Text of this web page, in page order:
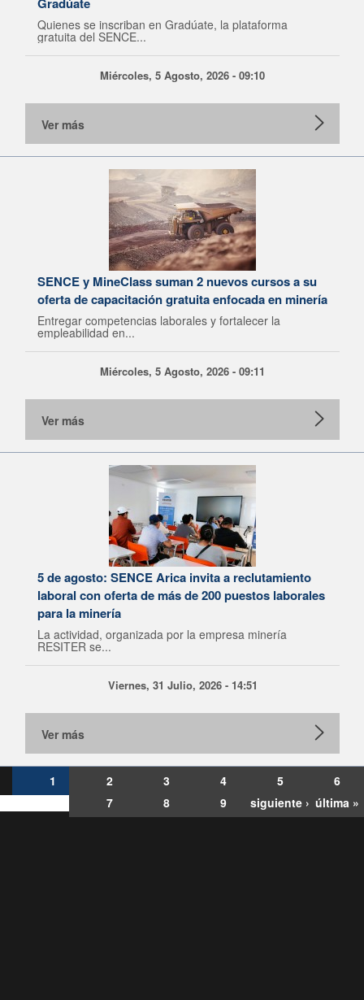
Quienes se inscriban en Gradúate, la plataforma
gratuita del SENCE...
Miércoles, 5 Agosto, 2026 - 09:10
Ver más
SENCE y MineClass suman 2 nuevos cursos a su
oferta de capacitación gratuita enfocada en minería
Entregar competencias laborales y fortalecer la
empleabilidad en...
Miércoles, 5 Agosto, 2026 - 09:11
Ver más
5 de agosto: SENCE Arica invita a reclutamiento
laboral con oferta de más de 200 puestos laborales
para la minería
La actividad, organizada por la empresa minería
RESITER se...
Viernes, 31 Julio, 2026 - 14:51
Ver más
1 2 3 4 5
6
7
8 9 siguiente › última »